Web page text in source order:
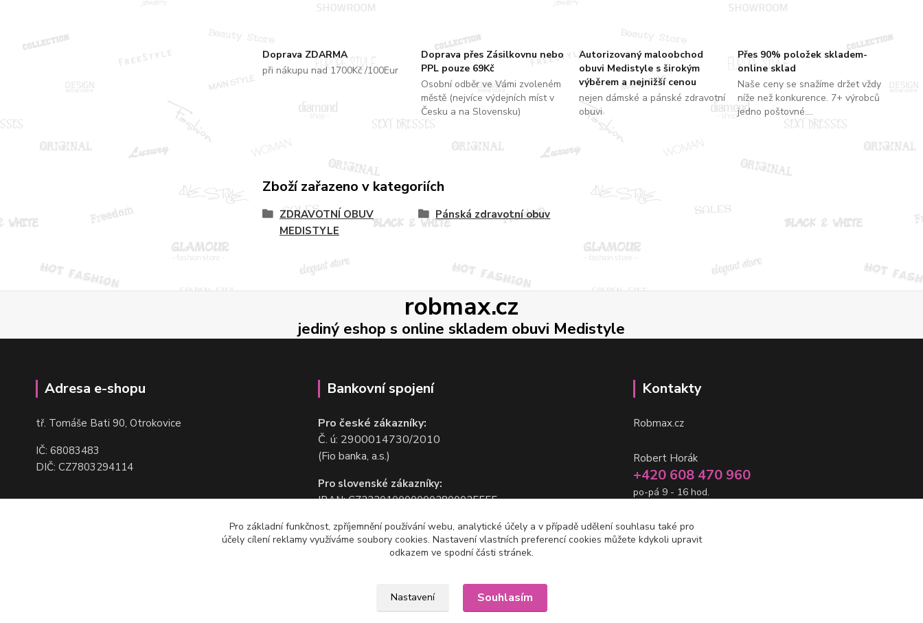
Doprava ZDARMA
při nákupu nad 1700Kč /100Eur
Doprava přes Zásilkovnu nebo
PPL pouze 69Kč
Osobní odběr ve Vámi zvoleném
městě (nejvíce výdejních míst v
Česku a na Slovensku)
Autorizovaný maloobchod
obuvi Medistyle s širokým
výběrem a nejnižší cenou
nejen dámské a pánské zdravotní
obuvi
Přes 90% položek skladem-
online sklad
Naše ceny se snažíme držet vždy
níže než konkurence. 7+ výrobců
jedno poštovné....
Zboží zařazeno v kategoriích
ZDRAVOTNÍ OBUV
MEDISTYLE
Pánská zdravotní obuv
robmax.cz
jediný eshop s online skladem obuvi Medistyle
Adresa e-shopu
tř. Tomáše Bati 90, Otrokovice
IČ: 68083483
DIČ: CZ7803294114
Bankovní spojení
Pro české zákazníky:
Č. ú: 2900014730/2010
(Fio banka, a.s.)
Pro slovenské zákazníky:
IBAN: CZ2220100000002800025555
(Fio banka, a.s.)
Kontakty
Robmax.cz
Robert Horák
+420 608 470 960
po-pá 9 - 16 hod.
info@robmax.cz
Pro základní funkčnost, zpříjemnění používání webu, analytické účely a v případě udělení souhlasu také pro
účely cílení reklamy využíváme soubory cookies. Nastavení vlastních preferencí cookies můžete kdykoli upravit
odkazem ve spodní části stránek.
Nastavení Souhlasím